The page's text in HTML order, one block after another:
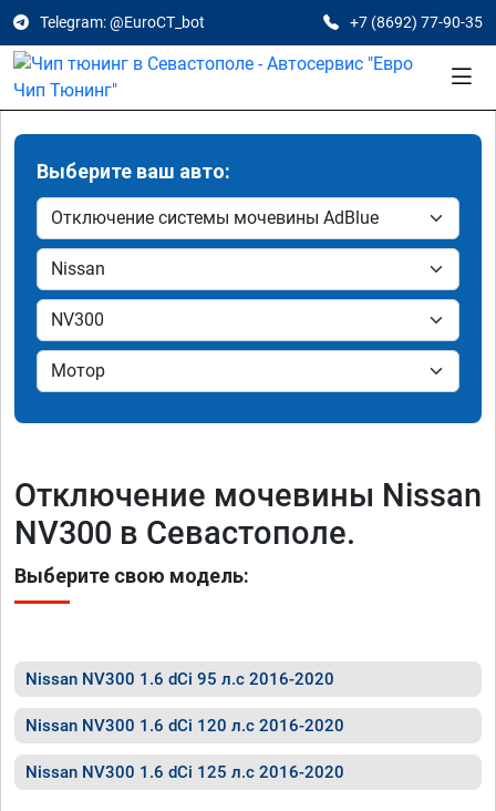
Telegram: @EuroCT_bot +7 (8692) 77-90-35
Выберите ваш авто:
Отключение мочевины Nissan
NV300 в Севастополе.
Выберите свою модель:
Nissan NV300 1.6 dCi 95 л.с 2016-2020
Nissan NV300 1.6 dCi 120 л.с 2016-2020
Nissan NV300 1.6 dCi 125 л.с 2016-2020